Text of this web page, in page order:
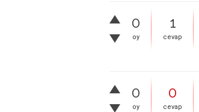
0
oy
1
cevap
0
oy
0
cevap